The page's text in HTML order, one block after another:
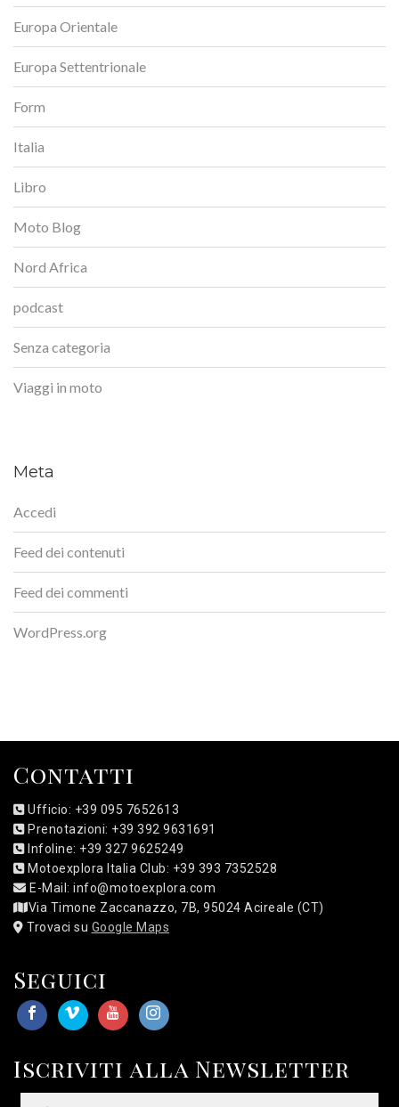
Europa Orientale
Europa Settentrionale
Form
Italia
Libro
Moto Blog
Nord Africa
podcast
Senza categoria
Viaggi in moto
Meta
Accedi
Feed dei contenuti
Feed dei commenti
WordPress.org
Contatti
Ufficio: +39 095 7652613
Prenotazioni: +39 392 9631691
Infoline: +39 327 9625249
Motoexplora Italia Club: +39 393 7352528
E-Mail: info@motoexplora.com
Via Timone Zaccanazzo, 7B, 95024 Acireale (CT)
Trovaci su Google Maps
Seguici
Iscriviti alla Newsletter